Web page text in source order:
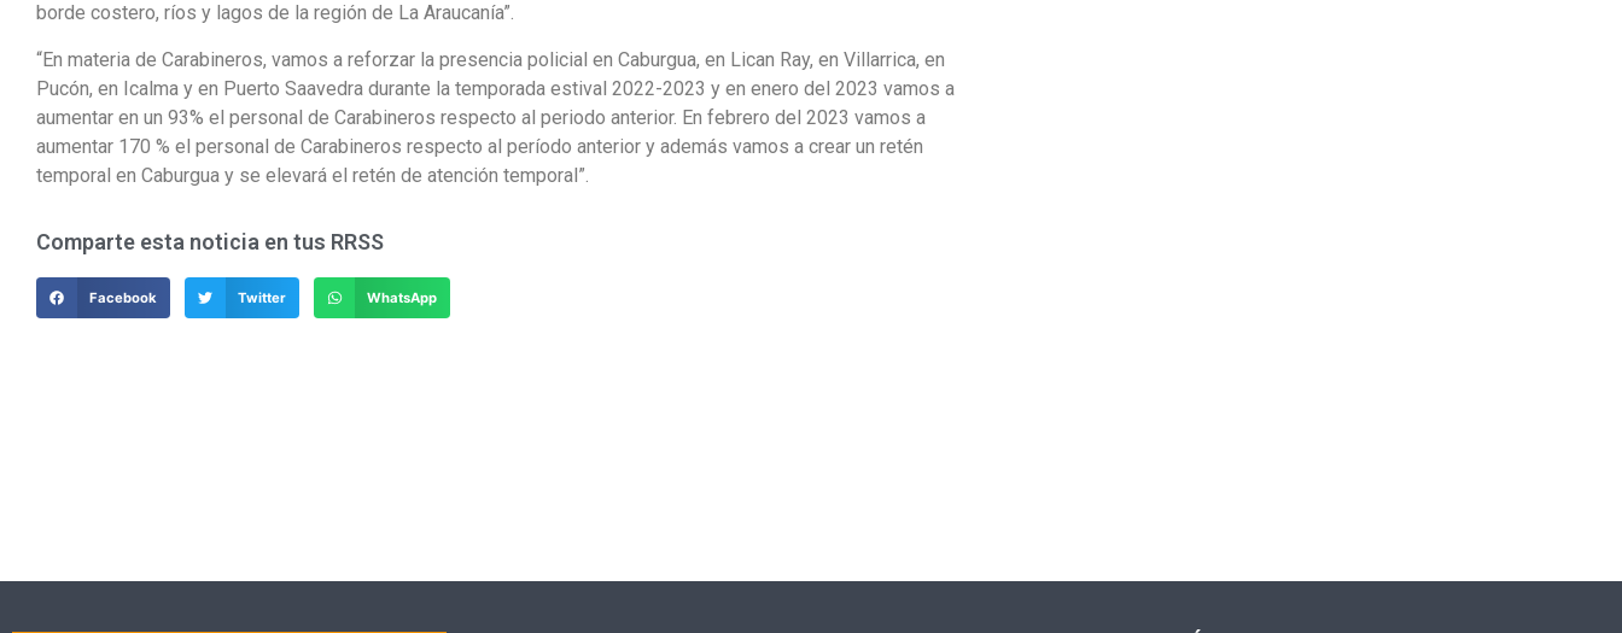
borde costero, ríos y lagos de la región de La Araucanía”.
“En materia de Carabineros, vamos a reforzar la presencia policial en Caburgua, en Lican Ray, en Villarrica, en
Pucón, en Icalma y en Puerto Saavedra durante la temporada estival 2022-2023 y en enero del 2023 vamos a
aumentar en un 93% el personal de Carabineros respecto al periodo anterior. En febrero del 2023 vamos a
aumentar 170 % el personal de Carabineros respecto al período anterior y además vamos a crear un retén
temporal en Caburgua y se elevará el retén de atención temporal”.
Comparte esta noticia en tus RRSS
Facebook Twitter WhatsApp